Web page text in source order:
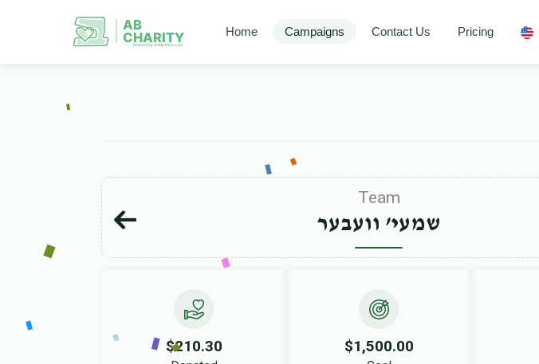
AB
CHARITY
powerd by ahblicklive.com
Home Campaigns Contact Us Pricing
Team
שמעי’ וועבער
$210.30 $1,500.00